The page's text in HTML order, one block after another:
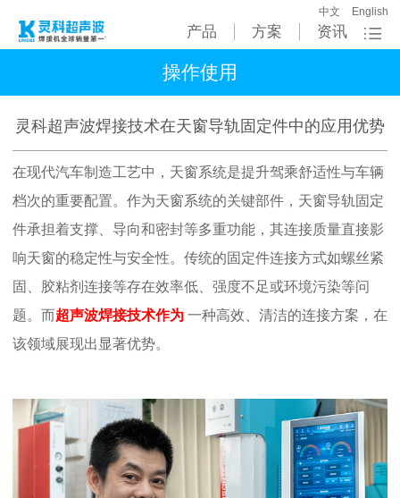
产品 方案 资讯
中文 English
操作使用
灵科超声波焊接技术在天窗导轨固定件中的应用优势
在现代汽车制造工艺中，天窗系统是提升驾乘舒适性与车辆
档次的重要配置。作为天窗系统的关键部件，天窗导轨固定
件承担着支撑、导向和密封等多重功能，其连接质量直接影
响天窗的稳定性与安全性。传统的固定件连接方式如螺丝紧
固、胶粘剂连接等存在效率低、强度不足或环境污染等问
题。而超声波焊接技术作为 一种高效、清洁的连接方案，在
该领域展现出显著优势。